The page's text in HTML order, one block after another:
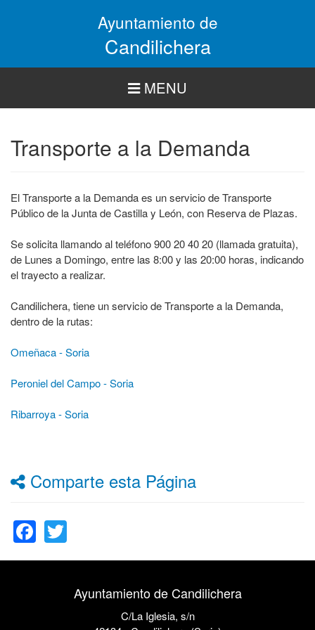
Ayuntamiento de
Candilichera
MENU
Transporte a la Demanda
El Transporte a la Demanda es un servicio de Transporte
Público de la Junta de Castilla y León, con Reserva de Plazas.
Se solicita llamando al teléfono 900 20 40 20 (llamada gratuita),
de Lunes a Domingo, entre las 8:00 y las 20:00 horas, indicando
el trayecto a realizar.
Candilichera, tiene un servicio de Transporte a la Demanda,
dentro de la rutas:
Omeñaca - Soria
Peroniel del Campo - Soria
Ribarroya - Soria
Comparte esta Página
Facebook
Ayuntamiento de Candilichera
C/La Iglesia, s/n